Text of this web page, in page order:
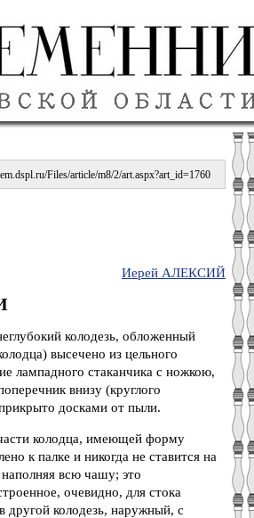
Files/article/m8/2/art.aspx?art_id=1760
Иерей АЛЕКСИЙ
колодезь, обложенный
высечено из цельного
лампадного стаканчика с ножкою,
внизу (круглого
досками от пыли.
колодца, имеющей форму
к палке и никогда не ставится на
всю чашу; это
очевидно, для стока
другой колодезь, наружный, с